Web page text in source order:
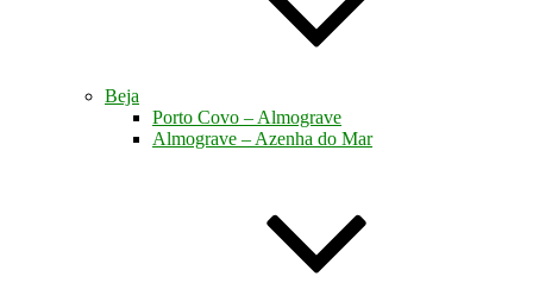
Beja
Porto Covo – Almograve
Almograve – Azenha do Mar